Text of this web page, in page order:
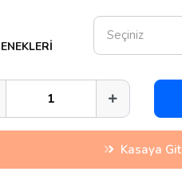
Seçiniz
Kasaya Git